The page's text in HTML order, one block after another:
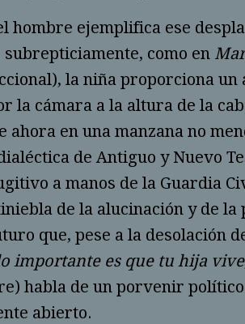
hombre ejemplifica ese
como en
la niña proporciona
la cámara a la altura de la
ahora en una manzana no
de Antiguo y Nuevo
a manos de la Guardia
de la alucinación y de
que, pese a la deso­lación
importan­te es que tu hija vive
habla de un porve­nir
abierto.